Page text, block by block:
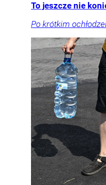
To jeszcze nie
Po krótkim